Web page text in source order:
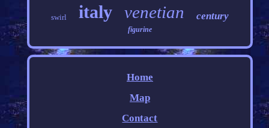
swirl italy venetian century
figurine
Home
Map
Contact